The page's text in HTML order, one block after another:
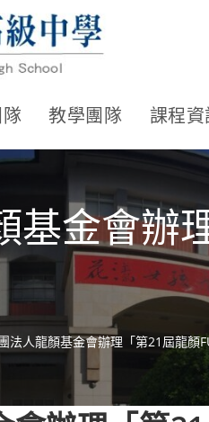
教學團隊 課程資
基金會辦
法人龍顏基金會辦理「第21屆龍顏